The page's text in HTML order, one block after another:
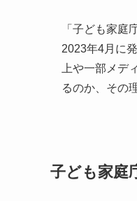
「子ども家庭
2023年4月に
上や一部メデ
るのか、その
子ども家庭